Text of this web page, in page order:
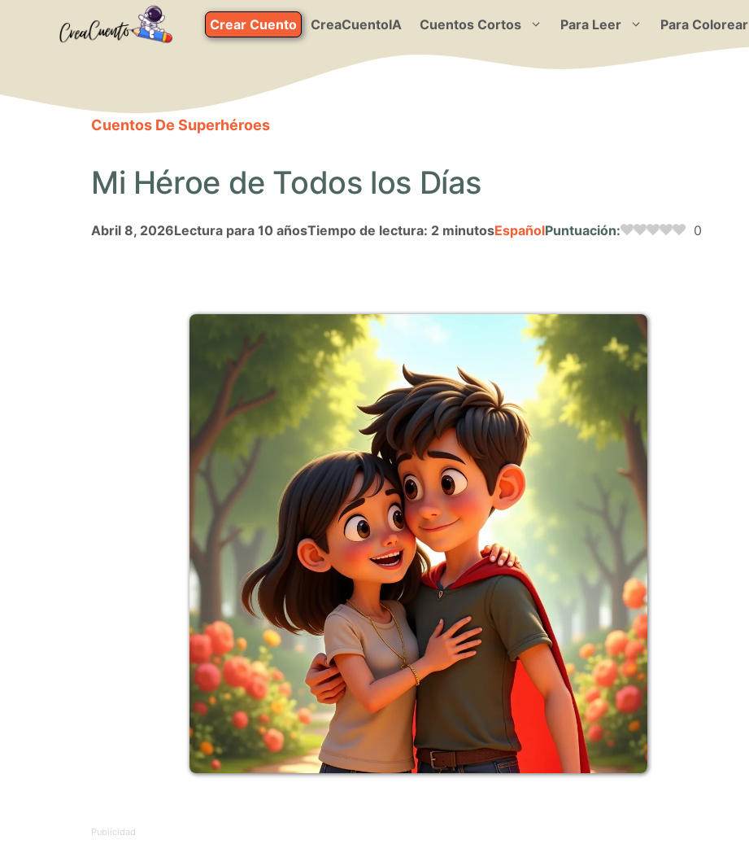
Crear Cuento CreaCuentoIA Cuentos Cortos Para Leer Para Colorear
Cuentos De Superhéroes
Mi Héroe de Todos los Días
abril 8, 2026Lectura para 10 añosTiempo de lectura: 2 minutosEspañolPuntuación: 0